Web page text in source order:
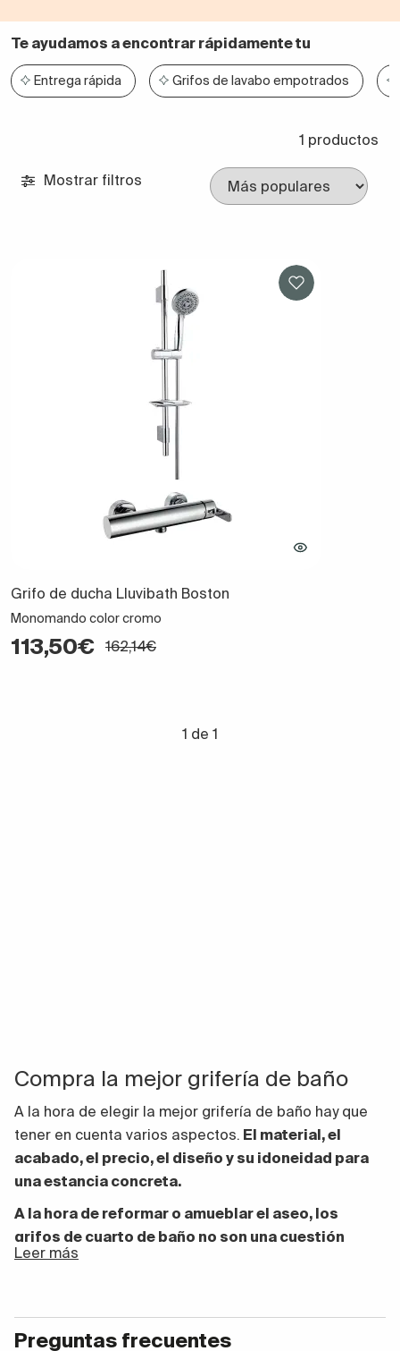
Te ayudamos a encontrar rápidamente tu
Entrega rápida Grifos de lavabo empotrados
1 productos
Mostrar filtros
Grifo de ducha Lluvibath Boston
Monomando color cromo
113,50€ 162,14€
1 de 1
Compra la mejor grifería de baño
A la hora de elegir la mejor grifería de baño hay que
tener en cuenta varios aspectos. El material, el
acabado, el precio, el diseño y su idoneidad para
una estancia concreta.
A la hora de reformar o amueblar el aseo, los
grifos de cuarto de baño no son una cuestión
menor. Es cierto que a veces no se les da la
altísima
Leer más
Preguntas frecuentes